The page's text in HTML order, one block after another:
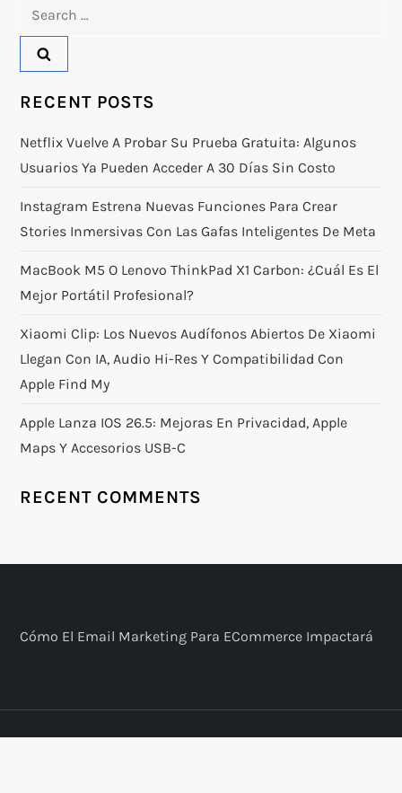
RECENT POSTS
Netflix Vuelve A Probar Su Prueba Gratuita: Algunos
Usuarios Ya Pueden Acceder A 30 Días Sin Costo
Instagram Estrena Nuevas Funciones Para Crear
Stories Inmersivas Con Las Gafas Inteligentes De Meta
MacBook M5 O Lenovo ThinkPad X1 Carbon: ¿Cuál Es El
Mejor Portátil Profesional?
Xiaomi Clip: Los Nuevos Audífonos Abiertos De Xiaomi
Llegan Con IA, Audio Hi-Res Y Compatibilidad Con
Apple Find My
Apple Lanza IOS 26.5: Mejoras En Privacidad, Apple
Maps Y Accesorios USB-C
RECENT COMMENTS
​Cómo El Email Marketing Para ECommerce Impactará